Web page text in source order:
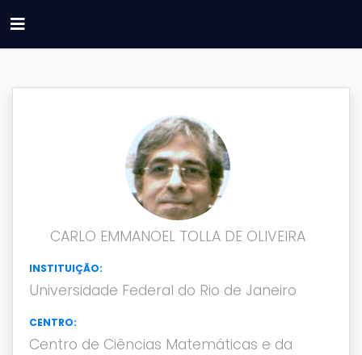
CARLO EMMANOEL TOLLA DE OLIVEIRA
INSTITUIÇÃO:
Universidade Federal do Rio de Janeiro
CENTRO:
Centro de Ciências Matemáticas e da